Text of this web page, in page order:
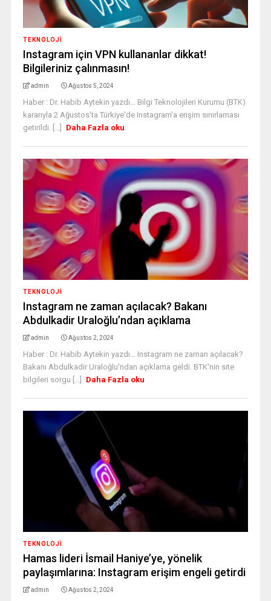
TEKNOLOJİ
Instagram için VPN kullananlar dikkat!
Bilgileriniz çalınmasın!
admin Ağustos 5, 2024
Haber : Dr. Habib Aytekin yazdı... Bilgi Teknolojileri Kurumu (BTK)
kararıyla 2 Ağustos'ta Türkiye'de Instagram'a erişim sınırlaması
getirildi. [...]
Daha Fazla oku
TEKNOLOJİ
Instagram ne zaman açılacak? Bakanı
Abdulkadir Uraloğlu’ndan açıklama
admin Ağustos 2, 2024
Haber : Dr. Habib Aytekin yazdı... Instagram ne zaman açılacak?
Bakanı Abdulkadir Uraloğlu'ndan açıklama geldi. BTK'nin site
bilgileri sorgu [...]
Daha Fazla oku
TEKNOLOJİ
Hamas lideri İsmail Haniye’ye, yönelik
paylaşımlarına: Instagram erişim engeli getirdi
admin Ağustos 2, 2024